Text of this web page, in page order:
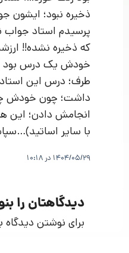
ذخیره نبود؛ ایشون
پرسیدم استاد
که ذخیره نشده!!
خودش یک درس بود
طرف؛ درس این استاد
داشت؛ چون خودش
انجامش دادن؛ این
با سایر
1404/05/29 در 10:18
دیدگاهتان را
برای نوشتن دیدگاه